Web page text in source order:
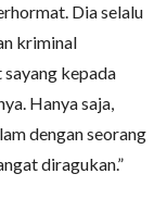
Dia selalu
kriminal
sayang kepada
Hanya saja,
dengan seorang
diragukan.”